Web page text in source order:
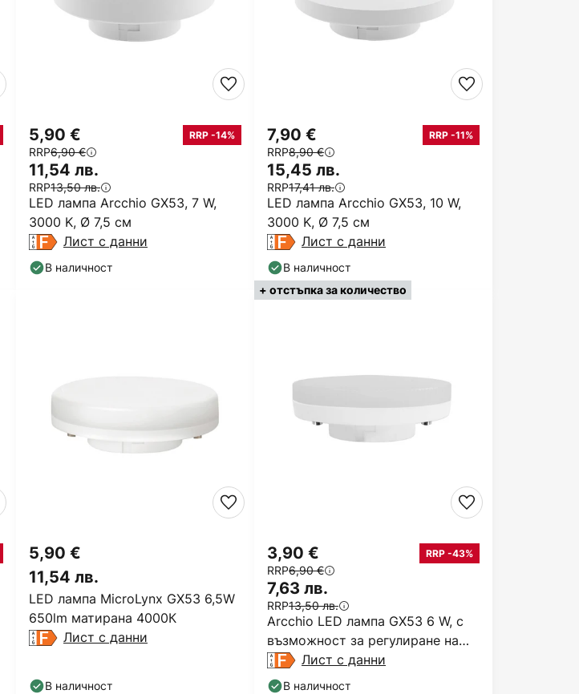
LED лампа Arcchio GX53, 7 W,
3000 K, Ø 7,5 см
5,90 € RRP -14%
RRP6,90 €
11,54 лв.
RRP13,50 лв.
Лист с данни
В наличност
LED лампа Arcchio GX53, 10 W,
3000 K, Ø 7,5 см
7,90 € RRP -11%
RRP8,90 €
15,45 лв.
RRP17,41 лв.
Лист с данни
В наличност
LED лампа MicroLynx GX53 6,5W
650lm матирана 4000К
5,90 €
11,54 лв.
Лист с данни
В наличност
+ отстъпка за количество
Arcchio LED лампа GX53 6 W, с
възможност за регулиране на
яркостта, 3000 K, Ø
3,90 € RRP -43%
RRP6,90 €
7,63 лв.
RRP13,50 лв.
Лист с данни
В наличност